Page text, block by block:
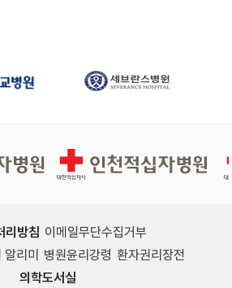
드
인천적십자병원
리방침 이메일무단수집거부
알리미 병원윤리강령 환자권리장전
의학도서실